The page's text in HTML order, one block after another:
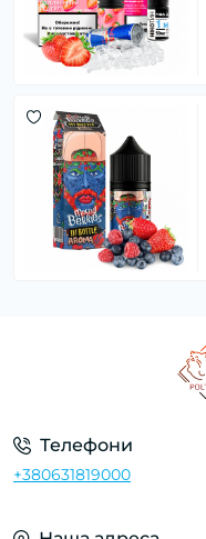
Телефони
+380631819000